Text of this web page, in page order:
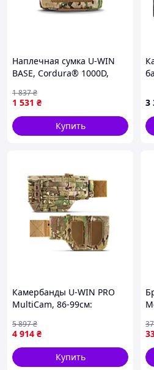
Наплечная сумка U-WIN
BASE, Cordura® 1000D,
Украина
1 531 ₴
1 837₴
Купить
3
Камербанды U-WIN PRO
MultiCam, 86-99см:
быстросбросы 2M SPIDER,
6 рядов MOLLE
4 914 ₴
5 897₴
Купить